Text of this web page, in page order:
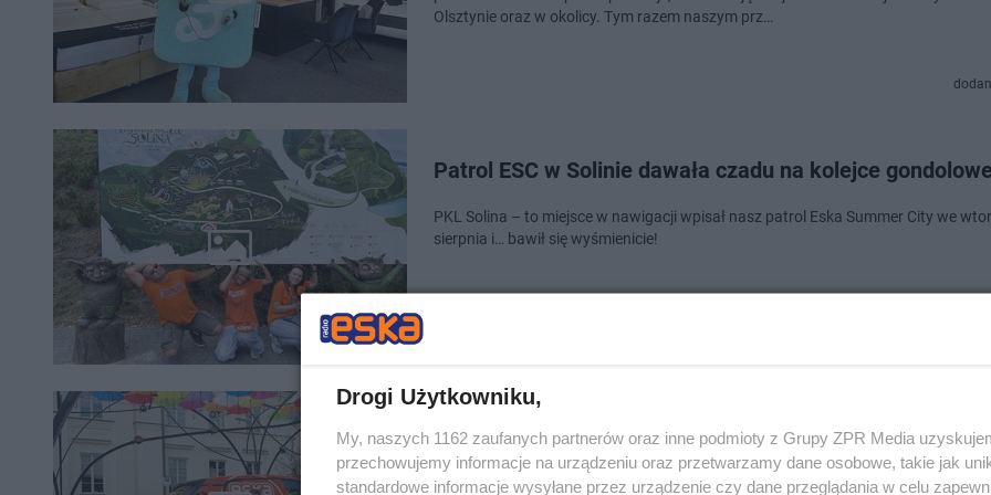
Olsztynie oraz w okolicy. Tym razem naszym prz…
Patrol ESC w Solinie dawała czadu na kolejce
PKL Solina – to miejsce w nawigacji wpisał nasz patrol Eska Summer City we
sierpnia i… bawił się wyśmienicie!
Lato 2024. Eska Summer City pod parasolkami na ulicy
Kilińskiego
Drogi Użytkowniku,
My, naszych 1162 zaufanych partnerów oraz inne podmioty z Grupy ZPR Media
przechowujemy informacje na urządzeniu oraz przetwarzamy dane osobowe, takie jak
standardowe informacje wysyłane przez urządzenie czy dane przeglądania w celu